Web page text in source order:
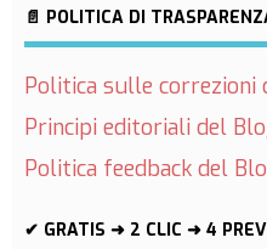
📄 POLITICA DI
Politica sulle correzioni
Principi editoriali del
Politica feedback del
✔ GRATIS ➜ 2 CLIC ➜ 4